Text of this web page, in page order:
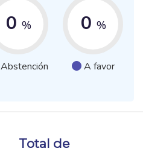
0 %
Abstención
0 %
A favor
Total de